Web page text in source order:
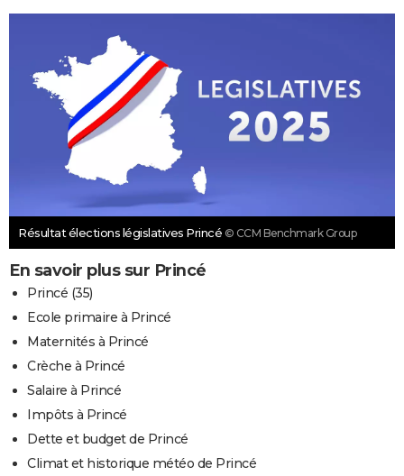
Résultat élections législatives Princé © CCM Benchmark Group
En savoir plus sur Princé
Princé (35)
Ecole primaire à Princé
Maternités à Princé
Crèche à Princé
Salaire à Princé
Impôts à Princé
Dette et budget de Princé
Climat et historique météo de Princé